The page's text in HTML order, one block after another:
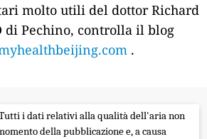
molto utili del dottor Richard
di Pechino, controlla il blog
.
i dati relativi alla qualità dell'aria non
della pubblicazione e, a causa